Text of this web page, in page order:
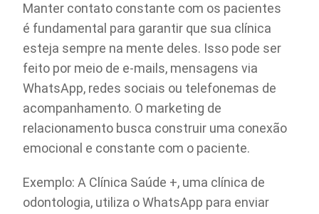
Manter contato constante com os pacientes
é fundamental para garantir que sua clínica
esteja sempre na mente deles. Isso pode ser
feito por meio de e-mails, mensagens via
WhatsApp, redes sociais ou telefonemas de
acompanhamento. O marketing de
relacionamento busca construir uma conexão
emocional e constante com o paciente.
Exemplo: A Clínica Saúde +, uma clínica de
odontologia, utiliza o WhatsApp para enviar